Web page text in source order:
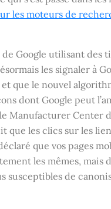
les moteurs de
de Google utilisant des
les signaler à
et que le nouvel
dont Google peut
Manufacturer Center
que les clics sur les
que vos pages
les mêmes, mais
susceptibles de